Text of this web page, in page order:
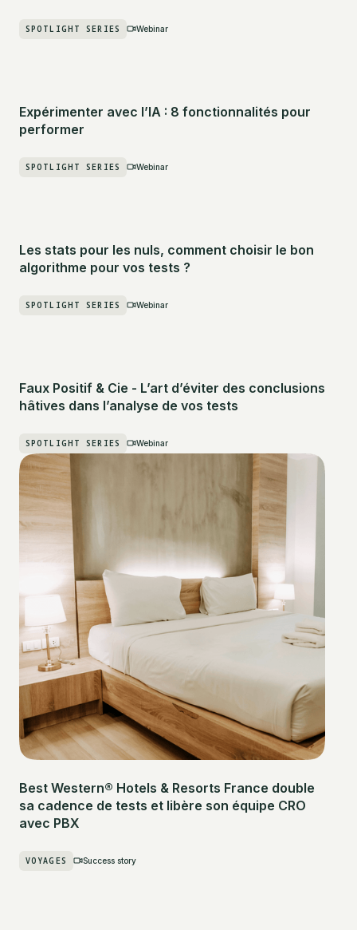
SPOTLIGHT SERIES Webinar
Expérimenter avec l’IA : 8 fonctionnalités pour
performer
SPOTLIGHT SERIES Webinar
Les stats pour les nuls, comment choisir le bon
algorithme pour vos tests ?
SPOTLIGHT SERIES Webinar
Faux Positif & Cie - L’art d’éviter des conclusions
hâtives dans l’analyse de vos tests
SPOTLIGHT SERIES Webinar
Best Western® Hotels & Resorts France double
sa cadence de tests et libère son équipe CRO
avec PBX
VOYAGES Success story